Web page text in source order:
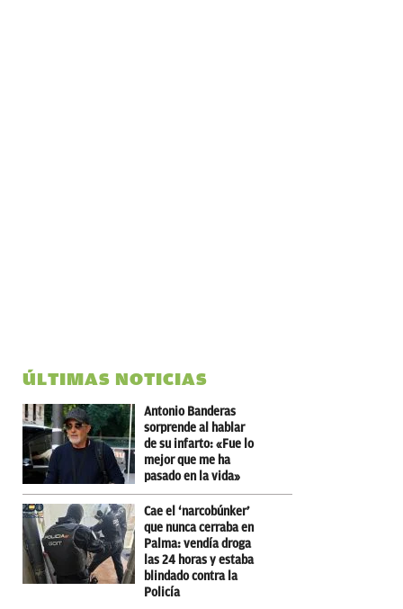
ÚLTIMAS NOTICIAS
Antonio Banderas
sorprende al hablar
de su infarto: «Fue lo
mejor que me ha
pasado en la vida»
Cae el ‘narcobúnker’
que nunca cerraba en
Palma: vendía droga
las 24 horas y estaba
blindado contra la
Policía